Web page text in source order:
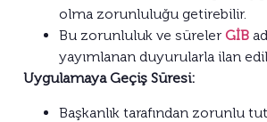
olma zorunluluğu getirebilir.
Bu zorunluluk ve süreler GİB
yayımlanan duyurularla ilan
Uygulamaya Geçiş Süresi:
Başkanlık tarafından zorunlu